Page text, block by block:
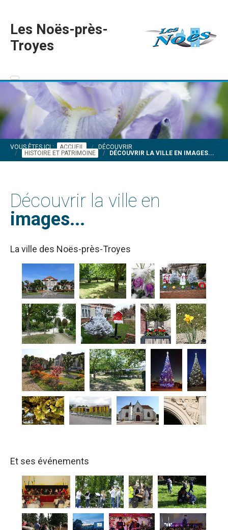
Les Noës-près-
Troyes
VOUS ÊTES ICI : ACCUEIL
DÉCOUVRIR
HISTOIRE ET PATRIMOINE
DÉCOUVRIR LA VILLE EN IMAGES...
Découvrir la ville en
images...
La ville des Noës-près-Troyes
Et ses événements